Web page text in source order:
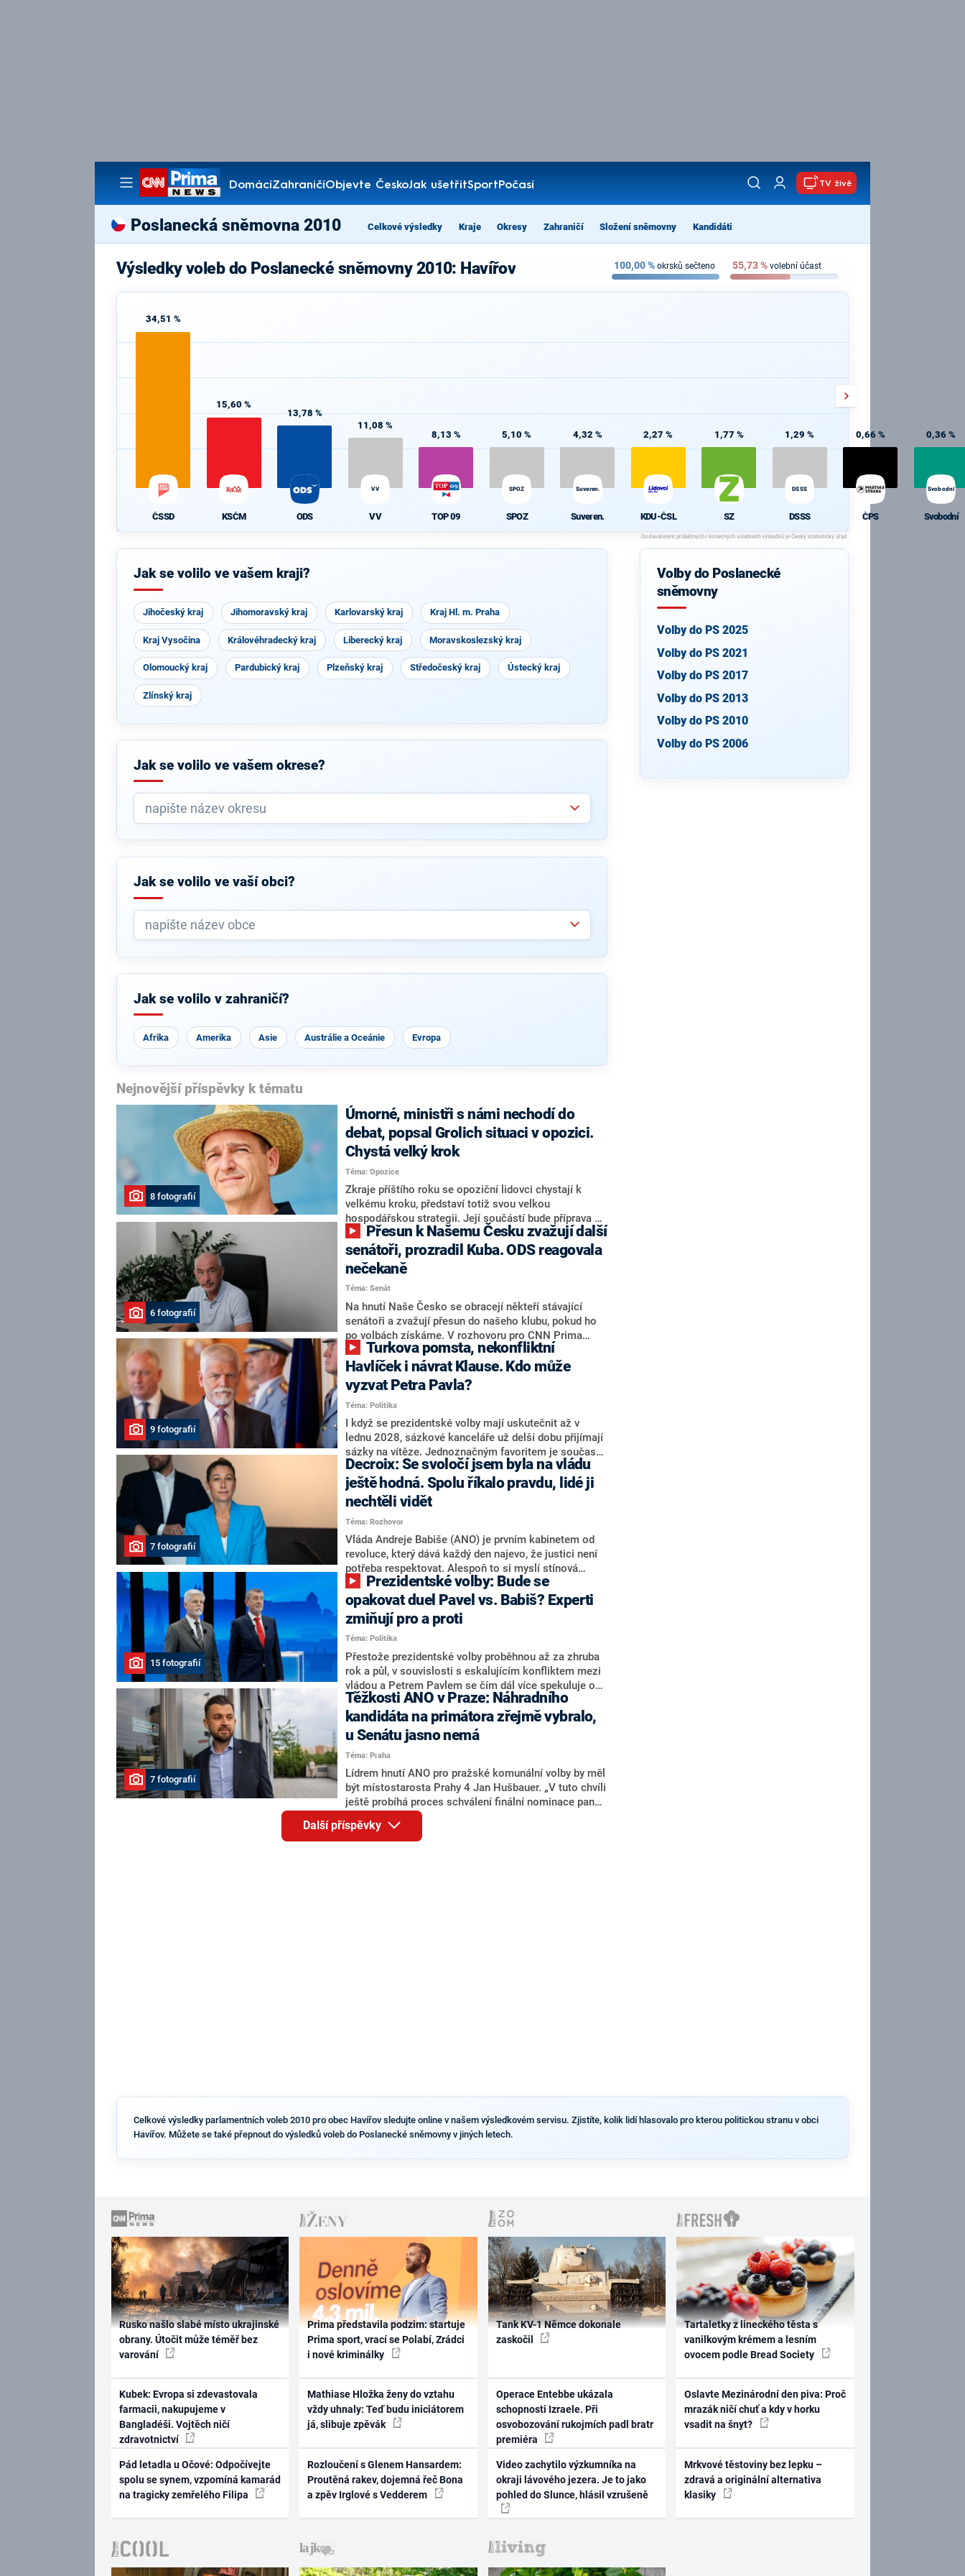
DomácíZahraničíObjevte ČeskoJak ušetřitSportPočasí
Pořady
TV živě
Poslanecká sněmovna 2010 Celkové výsledky Kraje Okresy Zahraničí Složení sněmovny Kandidáti
Výsledky voleb do Poslanecké sněmovny 2010: Havířov 100,00% okrsků sečteno 55,73% volební účast
34,51 %
ČSSD
15,60 %
KSČM
13,78 %
ODS
11,08 %
VV
VV
8,13 %
TOP 09
5,10 %
SPOZ
SPOZ
4,32 %
Suveren.
Suveren.
2,27 %
KDU-ČSL
1,77 %
SZ
1,29 %
DSSS
DSSS
0,66 %
ČPS
0,36 %
Svobodní
Svobodní
Jak se volilo ve vašem kraji?
Jihočeský kraj Jihomoravský kraj Karlovarský kraj Kraj Hl. m. Praha
Kraj Vysočina Královéhradecký kraj Liberecký kraj Moravskoslezský kraj
Olomoucký kraj Pardubický kraj Plzeňský kraj Středočeský kraj Ústecký kraj
Zlínský kraj
Jak se volilo ve vašem okrese?
Jak se volilo ve vaší obci?
Jak se volilo v zahraničí?
Afrika Amerika Asie Austrálie a Oceánie Evropa
Nejnovější příspěvky k tématu
8 fotografií
Úmorné, ministři s námi nechodí do
debat, popsal Grolich situaci v opozici.
Chystá velký krok
Téma: Opozice
Zkraje příštího roku se opoziční lidovci chystají k
velkému kroku, představí totiž svou velkou
hospodářskou strategii. Její součástí bude příprava na
stárnutí populace, řekl ve středu na setkání s novináři
nový předseda lidovců Jan Grolich. Ten zároveň v
senátních volbách kandiduje ve Vyškově. Popsal i
aktivitu opozice, o níž vládní strany nebo političtí
komentátoři mluví jako o slabé a v defenzivě. „Je to
úmorná práce upozorňovat na chyby vlády. Ministři s
námi navíc nechodí do debat. Chceme ale ukazovat
svoje témata,“ odpověděl Grolich na dotaz CNN Prima
NEWS.
6 fotografií
senátoři, prozradil Kuba. ODS reagovala
nečekaně
Téma: Senát
Na hnutí Naše Česko se obracejí někteří stávající
senátoři a zvažují přesun do našeho klubu, pokud ho
po volbách získáme. V rozhovoru pro CNN Prima
NEWS to řekl zakladatel hnutí a jihočeský hejtman
Martin Kuba. Konkrétní nebyl, ale získat by takto mohl
například senátora Zdeňka Hrabu, který je dnes
součástí klubu ODS a TOP 09. Hraba to na dotaz
redakce nevyloučil. Předseda klubu senátorů ODS
Zdeněk Nytra redakci řekl, že počítá s odchodem
některých senátorů z klubu a že Naše Česko není
nepřítel, ale soupeř.
9 fotografií
Havlíček i návrat Klause. Kdo může
vyzvat Petra Pavla?
Téma: Politika
I když se prezidentské volby mají uskutečnit až v
lednu 2028, sázkové kanceláře už delší dobu přijímají
sázky na vítěze. Jednoznačným favoritem je současná
hlava státu Petr Pavel. Daleko za ním pak bookmakeři
zmiňují dva výrazné politiky ANO, tedy premiéra
Andreje Babiše a ministra průmyslu Karla Havlíčka.
Oblíbeným tipem samotných sázkařů je poslanec za
Motoristy Filip Turek. Politolog Jan Kubáček nicméně
o případné kandidatuře kohokoliv ze zmíněné trojice
značně pochybuje. Podle něj současná koalice dosud
nemá osobu, která by Pavlovi mohla konkurovat.
7 fotografií
Decroix: Se svoločí jsem byla na vládu
ještě hodná. Spolu říkalo pravdu, lidé ji
nechtěli vidět
Téma: Rozhovor
Vláda Andreje Babiše (ANO) je prvním kabinetem od
revoluce, který dává každý den najevo, že justici není
potřeba respektovat. Alespoň to si myslí stínová
ministryně spravedlnosti ODS Eva Decroix. V
rozhovoru pro CNN Prima NEWS si nebrala servítky
ohledně politického výkonu svého nástupce Jeronýma
Tejce (za ANO) či vládní zmocněnkyně pro lidská
práva Taťány Malé (ANO). Označením „svoloč“ na
adresu vlády prý byla ještě hodná. Decroix se také
vrátila k volební porážce koalice Spolu či promluvila o
hnutí Naše Česko Martina Kuby.
15 fotografií
opakovat duel Pavel vs. Babiš? Experti
zmiňují pro a proti
Téma: Politika
Přestože prezidentské volby proběhnou až za zhruba
rok a půl, v souvislosti s eskalujícím konfliktem mezi
vládou a Petrem Pavlem se čím dál více spekuluje o
tom, koho by do bitvy o Hrad mohla vyslat současná
koalice. Někteří političtí komentátoři znovu vytahují
jméno premiéra Andreje Babiše (ANO). Jak moc je
pravděpodobné, že se v prezidentských volbách 2028
bude znovu opakovat souboj z roku 2023?
7 fotografií
Těžkosti ANO v Praze: Náhradního
kandidáta na primátora zřejmě vybralo,
u Senátu jasno nemá
Téma: Praha
Lídrem hnutí ANO pro pražské komunální volby by měl
být místostarosta Prahy 4 Jan Hušbauer. „V tuto chvíli
ještě probíhá proces schválení finální nominace pana
Jana Hušbauera Výborem hnutí ANO,“ uvedl pro
redakci místopředseda pražského ANO Martin
Benkovič. O Hušbauerovi se spekulovalo jako o
Další příspěvky
Volby do Poslanecké
sněmovny
Volby do PS 2025
Volby do PS 2021
Volby do PS 2017
Volby do PS 2013
Volby do PS 2010
Volby do PS 2006
Celkové výsledky parlamentních voleb 2010 pro obec Havířov sledujte online v našem výsledkovém servisu. Zjistíte, kolik lidí hlasovalo pro kterou politickou stranu v obci
Havířov. Můžete se také přepnout do výsledků voleb do Poslanecké sněmovny v jiných letech.
Rusko našlo slabé místo ukrajinské
obrany. Útočit může téměř bez
varování
Kubek: Evropa si zdevastovala
farmacii, nakupujeme v
Bangladéši. Vojtěch ničí
zdravotnictví
Pád letadla u Očové: Odpočívejte
spolu se synem, vzpomíná kamarád
na tragicky zemřelého Filipa
Prima představila podzim: startuje
Prima sport, vrací se Polabí, Zrádci
i nové kriminálky
Mathiase Hložka ženy do vztahu
vždy uhnaly: Teď budu iniciátorem
já, slibuje zpěvák
Rozloučení s Glenem Hansardem:
Proutěná rakev, dojemná řeč Bona
a zpěv Irglové s Vedderem
Tank KV-1 Němce dokonale
zaskočil
Operace Entebbe ukázala
schopnosti Izraele. Při
osvobozování rukojmích padl bratr
premiéra
Video zachytilo výzkumníka na
okraji lávového jezera. Je to jako
pohled do Slunce, hlásil vzrušeně
Tartaletky z lineckého těsta s
vanilkovým krémem a lesním
ovocem podle Bread Society
Oslavte Mezinárodní den piva: Proč
mrazák ničí chuť a kdy v horku
vsadit na šnyt?
Mrkvové těstoviny bez lepku –
zdravá a originální alternativa
klasiky